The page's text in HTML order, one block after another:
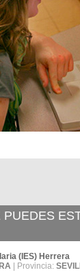
(IES) Herrera
| Provincia: